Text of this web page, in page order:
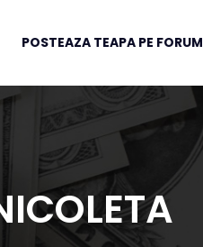
POSTEAZA TEAPA PE FORUM